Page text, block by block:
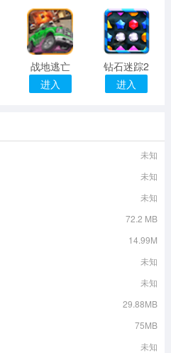
战地逃亡
进入
钻石迷踪2
进入
未知
未知
未知
72.2 MB
14.99M
未知
未知
29.88MB
75MB
未知